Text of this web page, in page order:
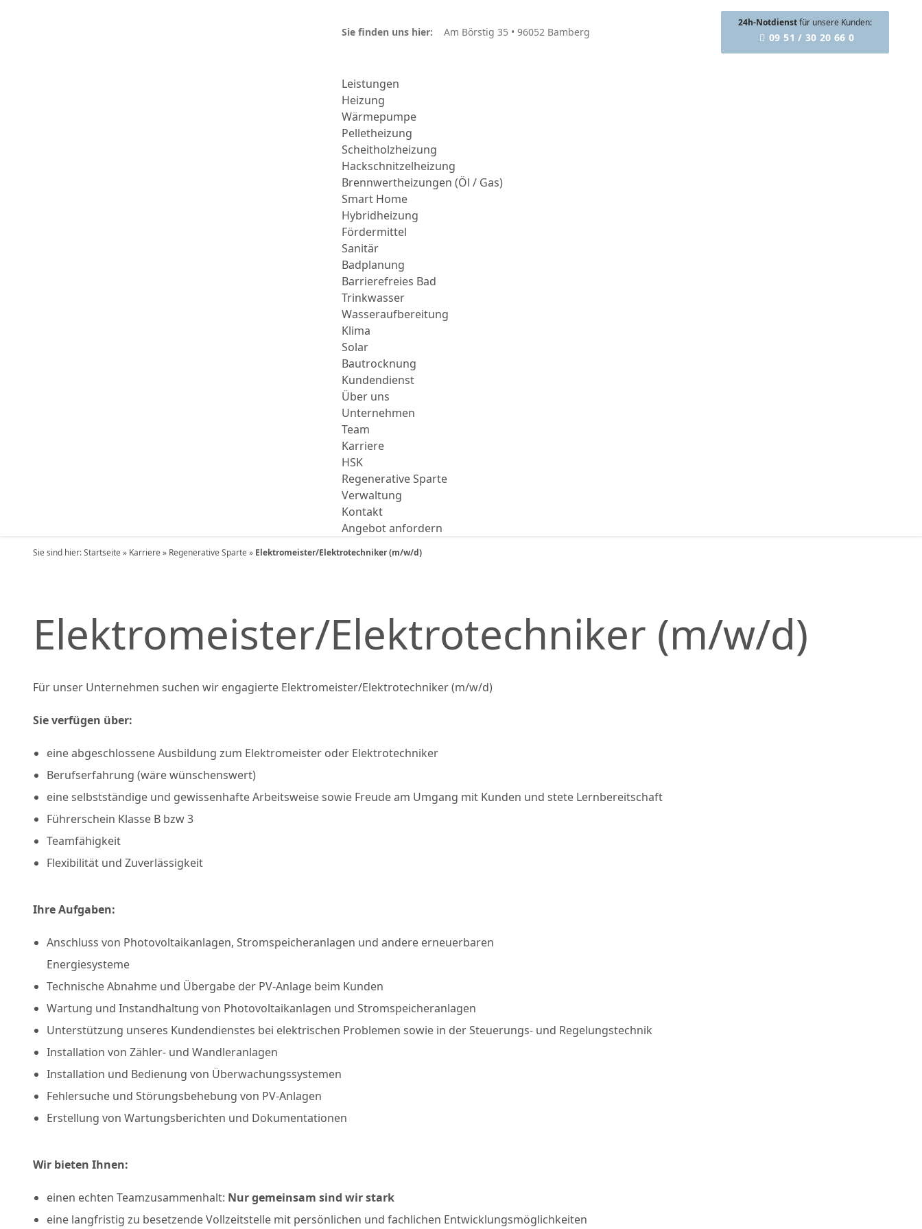
Sie finden uns hier: Am Börstig 35 • 96052 Bamberg
24h-Notdienstfür unsere Kunden:
09 51 / 30 20 66 0
Leistungen
Heizung
Wärmepumpe
Pelletheizung
Scheitholzheizung
Hackschnitzelheizung
Brennwertheizungen (Öl / Gas)
Smart Home
Hybridheizung
Fördermittel
Sanitär
Badplanung
Barrierefreies Bad
Trinkwasser
Wasseraufbereitung
Klima
Solar
Bautrocknung
Kundendienst
Über uns
Unternehmen
Team
Karriere
HSK
Regenerative Sparte
Verwaltung
Kontakt
Angebot anfordern
Sie sind hier:Startseite» Karriere» Regenerative Sparte» Elektromeister/Elektrotechniker (m/w/d)
Elektromeister/Elektrotechniker (m/w/d)
Für unser Unternehmen suchen wir engagierte Elektromeister/Elektrotechniker (m/w/d)
Sie verfügen über:
eine abgeschlossene Ausbildung zum Elektromeister oder Elektrotechniker
Berufserfahrung (wäre wünschenswert)
eine selbstständige und gewissenhafte Arbeitsweise sowie Freude am Umgang mit Kunden und stete Lernbereitschaft
Führerschein Klasse B bzw 3
Teamfähigkeit
Flexibilität und Zuverlässigkeit
Ihre Aufgaben:
Anschluss von Photovoltaikanlagen, Stromspeicheranlagen und andere erneuerbaren
Energiesysteme
Technische Abnahme und Übergabe der PV-Anlage beim Kunden
Wartung und Instandhaltung von Photovoltaikanlagen und Stromspeicheranlagen
Unterstützung unseres Kundendienstes bei elektrischen Problemen sowie in der Steuerungs- und Regelungstechnik
Installation von Zähler- und Wandleranlagen
Installation und Bedienung von Überwachungssystemen
Fehlersuche und Störungsbehebung von PV-Anlagen
Erstellung von Wartungsberichten und Dokumentationen
Wir bieten Ihnen:
einen echten Teamzusammenhalt: Nur gemeinsam sind wir stark
eine langfristig zu besetzende Vollzeitstelle mit persönlichen und fachlichen Entwicklungsmöglichkeiten